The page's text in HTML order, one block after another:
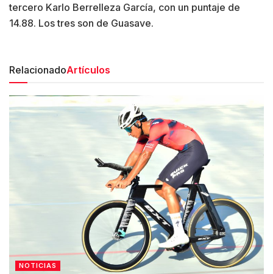
tercero Karlo Berrelleza García, con un puntaje de
14.88. Los tres son de Guasave.
RelacionadoArtículos
NOTICIAS